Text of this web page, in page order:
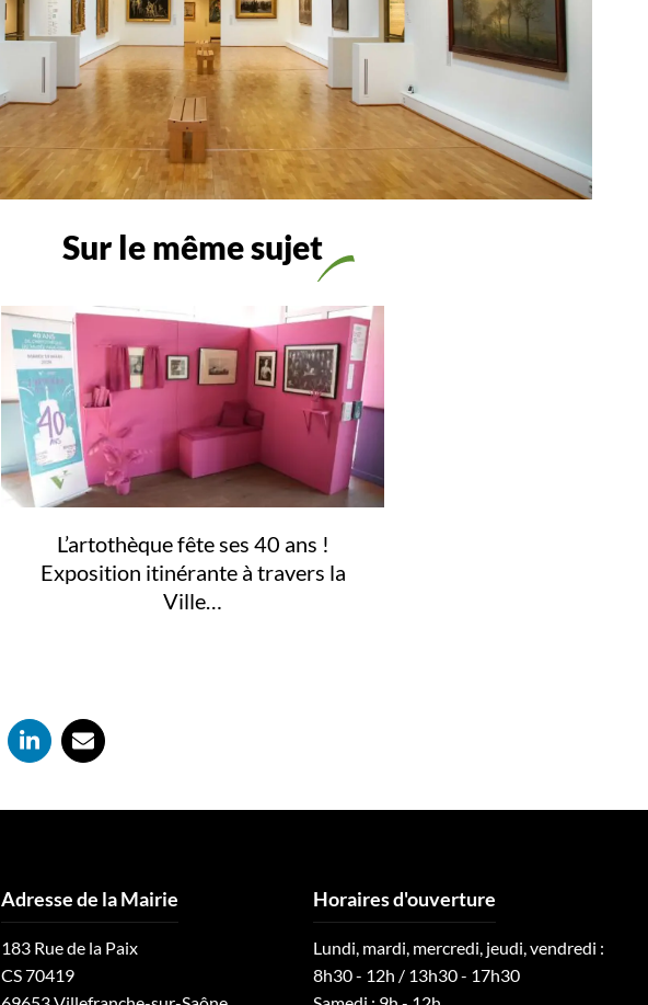
Sur le même sujet
L’artothèque fête ses 40 ans !
Exposition itinérante à travers la
Ville…
Adresse de la Mairie
183 Rue de la Paix
CS 70419
Horaires d'ouverture
Lundi, mardi, mercredi, jeudi, vendredi :
8h30 - 12h / 13h30 - 17h30